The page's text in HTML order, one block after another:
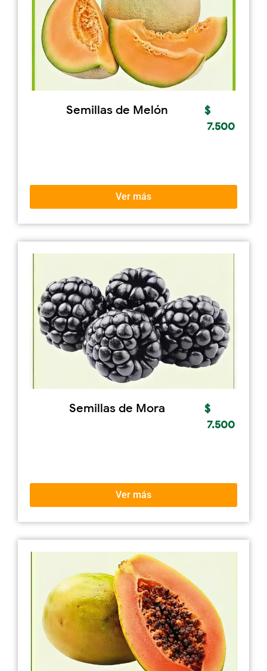
Semillas de Melón
$
7.500
Ver más
Semillas de Mora
$
7.500
Ver más